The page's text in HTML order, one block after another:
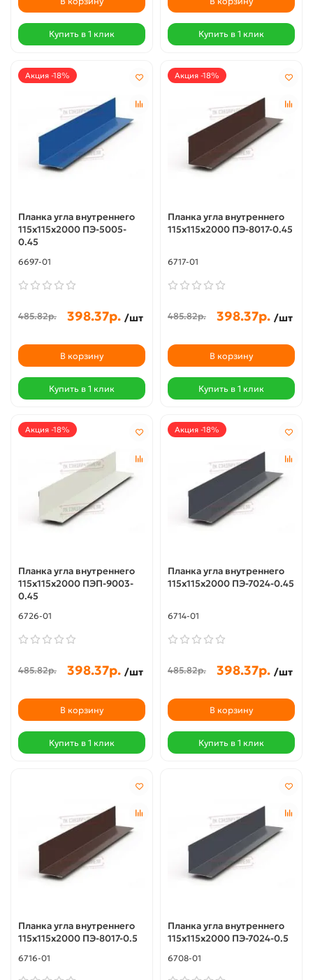
Купить в 1 клик Купить в 1 клик
Акция -18%
Планка угла внутреннего
115х115х2000 ПЭ-5005-
0.45
6697-01
485.82р. 398.37р. /шт
В корзину
Купить в 1 клик
Акция -18%
Планка угла внутреннего
115х115х2000 ПЭ-8017-0.45
6717-01
485.82р. 398.37р. /шт
В корзину
Купить в 1 клик
Акция -18%
Планка угла внутреннего
115х115х2000 ПЭП-9003-
0.45
6726-01
485.82р. 398.37р. /шт
В корзину
Купить в 1 клик
Акция -18%
Планка угла внутреннего
115х115х2000 ПЭ-7024-0.45
6714-01
485.82р. 398.37р. /шт
В корзину
Купить в 1 клик
Планка угла внутреннего
115х115х2000 ПЭ-8017-0.5
6716-01
Планка угла внутреннего
115х115х2000 ПЭ-7024-0.5
6708-01